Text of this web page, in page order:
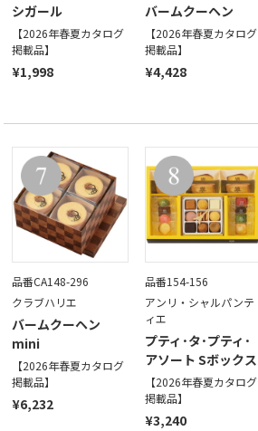
シガール
【2026年春夏カタログ
掲載品】
¥1,998
バームクーヘン
【2026年春夏カタログ
掲載品】
¥4,428
品番CA148-296
クラブハリエ
バームクーヘン
mini
【2026年春夏カタログ
掲載品】
¥6,232
品番154-156
アンリ・シャルパンテ
ィエ
プティ･タ･プティ･
アソート Sボックス
【2026年春夏カタログ
掲載品】
¥3,240